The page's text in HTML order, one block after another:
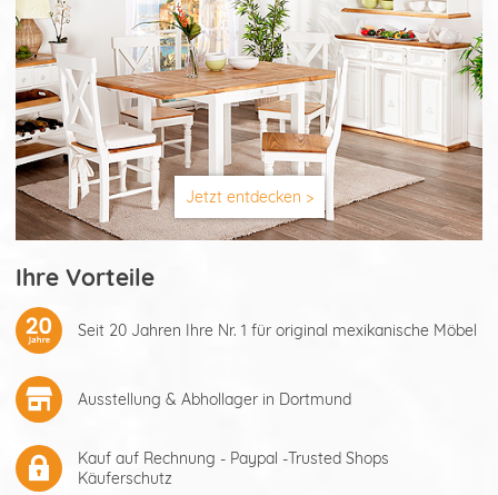
Jetzt entdecken >
Ihre Vorteile
Seit 20 Jahren Ihre Nr. 1 für original mexikanische Möbel
Ausstellung & Abhollager in Dortmund
Kauf auf Rechnung - Paypal -Trusted Shops
Käuferschutz